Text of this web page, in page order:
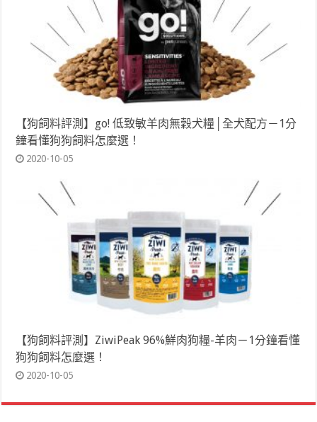
【狗飼料評測】go! 低致敏羊肉無穀犬糧│全犬配方－1分
鐘看懂狗狗飼料怎麼選！
2020-10-05
【狗飼料評測】ZiwiPeak 96%鮮肉狗糧-羊肉－1分鐘看懂
狗狗飼料怎麼選！
2020-10-05